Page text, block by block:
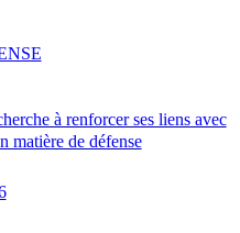
à renforcer ses liens avec
matière de défense